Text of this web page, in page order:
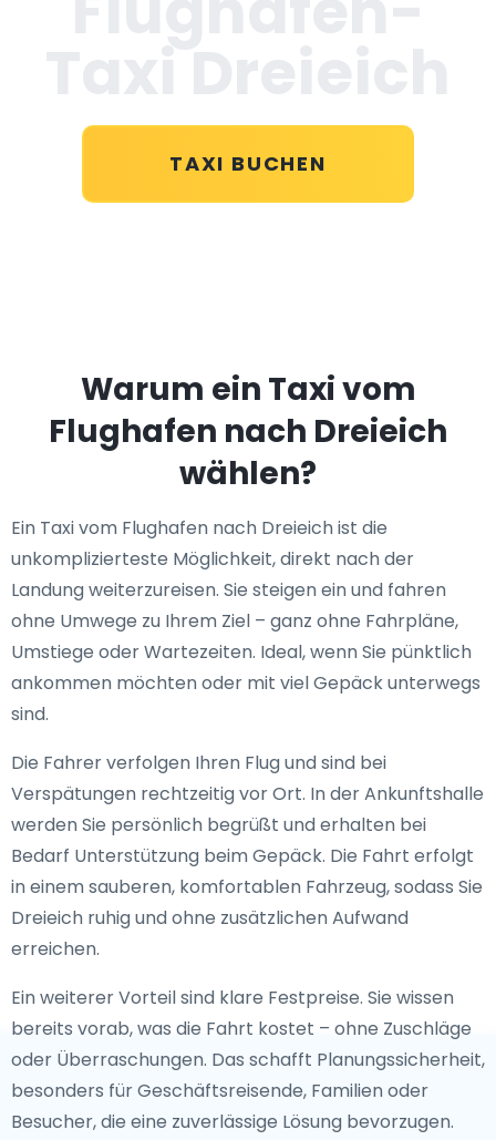
TAXI BUCHEN
Warum ein Taxi vom
Flughafen nach Dreieich
wählen?
Ein Taxi vom Flughafen nach Dreieich ist die
unkomplizierteste Möglichkeit, direkt nach der
Landung weiterzureisen. Sie steigen ein und fahren
ohne Umwege zu Ihrem Ziel – ganz ohne Fahrpläne,
Umstiege oder Wartezeiten. Ideal, wenn Sie pünktlich
ankommen möchten oder mit viel Gepäck unterwegs
sind.
Die Fahrer verfolgen Ihren Flug und sind bei
Verspätungen rechtzeitig vor Ort. In der Ankunftshalle
werden Sie persönlich begrüßt und erhalten bei
Bedarf Unterstützung beim Gepäck. Die Fahrt erfolgt
in einem sauberen, komfortablen Fahrzeug, sodass Sie
Dreieich ruhig und ohne zusätzlichen Aufwand
erreichen.
Ein weiterer Vorteil sind klare Festpreise. Sie wissen
bereits vorab, was die Fahrt kostet – ohne Zuschläge
oder Überraschungen. Das schafft Planungssicherheit,
besonders für Geschäftsreisende, Familien oder
Besucher, die eine zuverlässige Lösung bevorzugen.